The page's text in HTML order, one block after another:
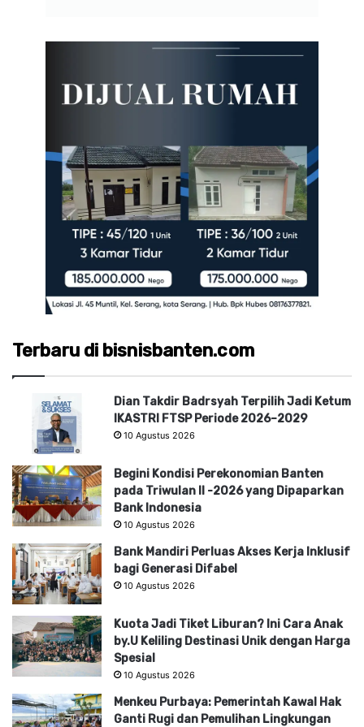
Terbaru di bisnisbanten.com
Dian Takdir Badrsyah Terpilih Jadi Ketum
IKASTRI FTSP Periode 2026–2029
10 Agustus 2026
Begini Kondisi Perekonomian Banten
pada Triwulan II -2026 yang Dipaparkan
Bank Indonesia
10 Agustus 2026
Bank Mandiri Perluas Akses Kerja Inklusif
bagi Generasi Difabel
10 Agustus 2026
Kuota Jadi Tiket Liburan? Ini Cara Anak
by.U Keliling Destinasi Unik dengan Harga
Spesial
10 Agustus 2026
Menkeu Purbaya: Pemerintah Kawal Hak
Ganti Rugi dan Pemulihan Lingkungan